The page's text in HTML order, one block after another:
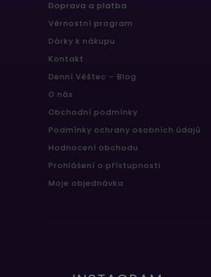
Doprava a platba
Věrnostní program
Dárky k nákupu
Kontakt
Denní Věštec – Blog
O nás
Obchodní podmínky
Podmínky ochrany osobních údajů
Hodnocení obchodu
Prohlášení o přístupnosti
Moje objednávka